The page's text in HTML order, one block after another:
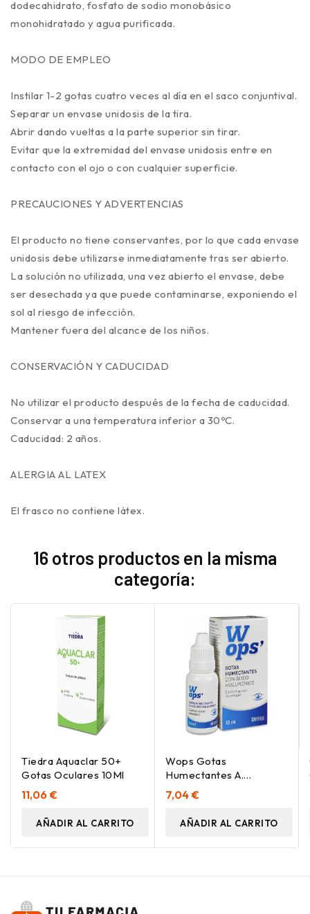
dodecahidrato, fosfato de sodio monobásico
monohidratado y agua purificada.
MODO DE EMPLEO
Instilar 1-2 gotas cuatro veces al día en el saco conjuntival.
Separar un envase unidosis de la tira.
Abrir dando vueltas a la parte superior sin tirar.
Evitar que la extremidad del envase unidosis entre en
contacto con el ojo o con cualquier superficie.
PRECAUCIONES Y ADVERTENCIAS
El producto no tiene conservantes, por lo que cada envase
unidosis debe utilizarse inmediatamente tras ser abierto.
La solución no utilizada, una vez abierto el envase, debe
ser desechada ya que puede contaminarse, exponiendo el
sol al riesgo de infección.
Mantener fuera del alcance de los niños.
CONSERVACIÓN Y CADUCIDAD
No utilizar el producto después de la fecha de caducidad.
Conservar a una temperatura inferior a 30ºC.
Caducidad: 2 años.
ALERGIA AL LATEX
El frasco no contiene látex.
16 otros productos en la misma
categoría:
Tiedra Aquaclar 50+
Gotas Oculares 10Ml
11,06 €
AÑADIR AL CARRITO
Wops Gotas
Humectantes A.
Hialuroni 10Ml
7,04 €
AÑADIR AL CARRITO